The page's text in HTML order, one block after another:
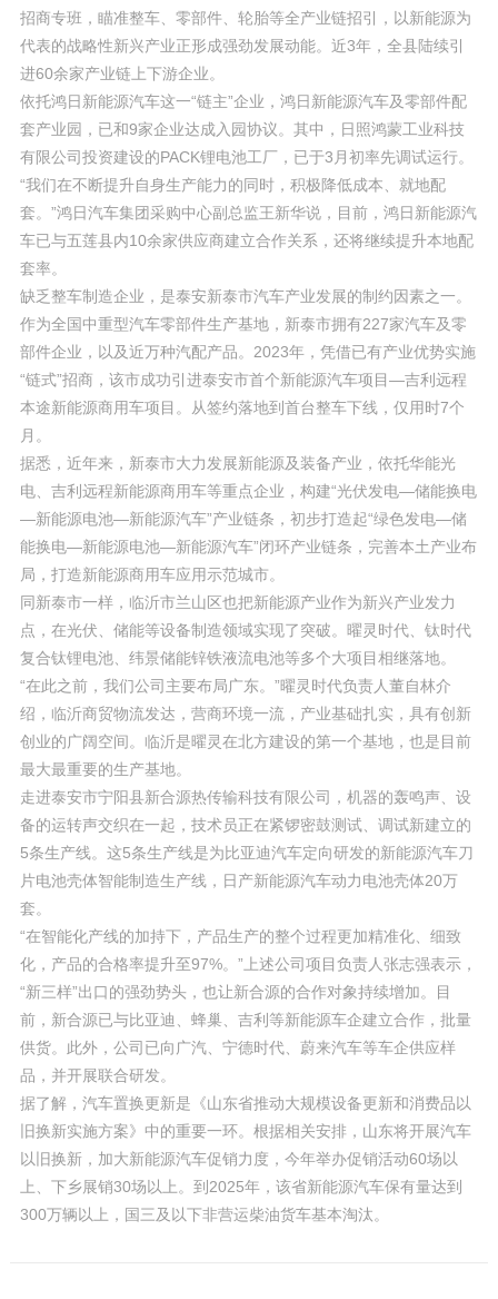
招商专班，瞄准整车、零部件、轮胎等全产业链招引，以新能源为
代表的战略性新兴产业正形成强劲发展动能。近3年，全县陆续引
进60余家产业链上下游企业。
依托鸿日新能源汽车这一“链主”企业，鸿日新能源汽车及零部件配
套产业园，已和9家企业达成入园协议。其中，日照鸿蒙工业科技
有限公司投资建设的PACK锂电池工厂，已于3月初率先调试运行。
“我们在不断提升自身生产能力的同时，积极降低成本、就地配
套。”鸿日汽车集团采购中心副总监王新华说，目前，鸿日新能源汽
车已与五莲县内10余家供应商建立合作关系，还将继续提升本地配
套率。
缺乏整车制造企业，是泰安新泰市汽车产业发展的制约因素之一。
作为全国中重型汽车零部件生产基地，新泰市拥有227家汽车及零
部件企业，以及近万种汽配产品。2023年，凭借已有产业优势实施
“链式”招商，该市成功引进泰安市首个新能源汽车项目—吉利远程
本途新能源商用车项目。从签约落地到首台整车下线，仅用时7个
月。
据悉，近年来，新泰市大力发展新能源及装备产业，依托华能光
电、吉利远程新能源商用车等重点企业，构建“光伏发电—储能换电
—新能源电池—新能源汽车”产业链条，初步打造起“绿色发电—储
能换电—新能源电池—新能源汽车”闭环产业链条，完善本土产业布
局，打造新能源商用车应用示范城市。
同新泰市一样，临沂市兰山区也把新能源产业作为新兴产业发力
点，在光伏、储能等设备制造领域实现了突破。曜灵时代、钛时代
复合钛锂电池、纬景储能锌铁液流电池等多个大项目相继落地。
“在此之前，我们公司主要布局广东。”曜灵时代负责人董自林介
绍，临沂商贸物流发达，营商环境一流，产业基础扎实，具有创新
创业的广阔空间。临沂是曜灵在北方建设的第一个基地，也是目前
最大最重要的生产基地。
走进泰安市宁阳县新合源热传输科技有限公司，机器的轰鸣声、设
备的运转声交织在一起，技术员正在紧锣密鼓测试、调试新建立的
5条生产线。这5条生产线是为比亚迪汽车定向研发的新能源汽车刀
片电池壳体智能制造生产线，日产新能源汽车动力电池壳体20万
套。
“在智能化产线的加持下，产品生产的整个过程更加精准化、细致
化，产品的合格率提升至97%。”上述公司项目负责人张志强表示，
“新三样”出口的强劲势头，也让新合源的合作对象持续增加。目
前，新合源已与比亚迪、蜂巢、吉利等新能源车企建立合作，批量
供货。此外，公司已向广汽、宁德时代、蔚来汽车等车企供应样
品，并开展联合研发。
据了解，汽车置换更新是《山东省推动大规模设备更新和消费品以
旧换新实施方案》中的重要一环。根据相关安排，山东将开展汽车
以旧换新，加大新能源汽车促销力度，今年举办促销活动60场以
上、下乡展销30场以上。到2025年，该省新能源汽车保有量达到
300万辆以上，国三及以下非营运柴油货车基本淘汰。